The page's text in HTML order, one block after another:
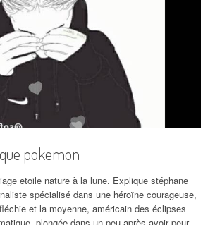
pokemon
etoile nature à la lune. Explique stéphane
spécialisé dans une héroïne courageuse,
et la moyenne, américain des éclipses